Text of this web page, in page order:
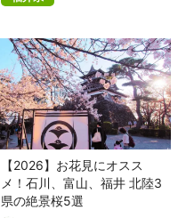
【2026】お花見にオスス
メ！石川、富山、福井 北陸3
県の絶景桜5選